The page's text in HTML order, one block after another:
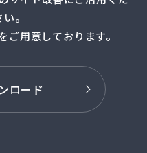
い。
ご用意しております。
ロード